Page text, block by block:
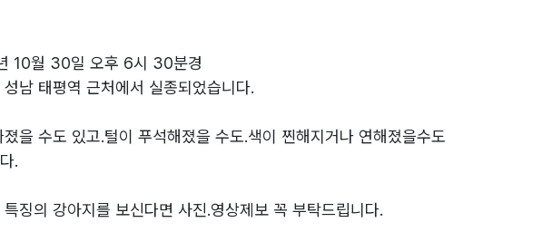
10월 30일 오후 6시 30분경
성남 태평역 근처에서 실종되었습니다.
졌을 수도 있고.털이 푸석해졌을 수도.색이 찐해지거나 연해졌을수도
.
특징의 강아지를 보신다면 사진.영상제보 꼭 부탁드립니다.